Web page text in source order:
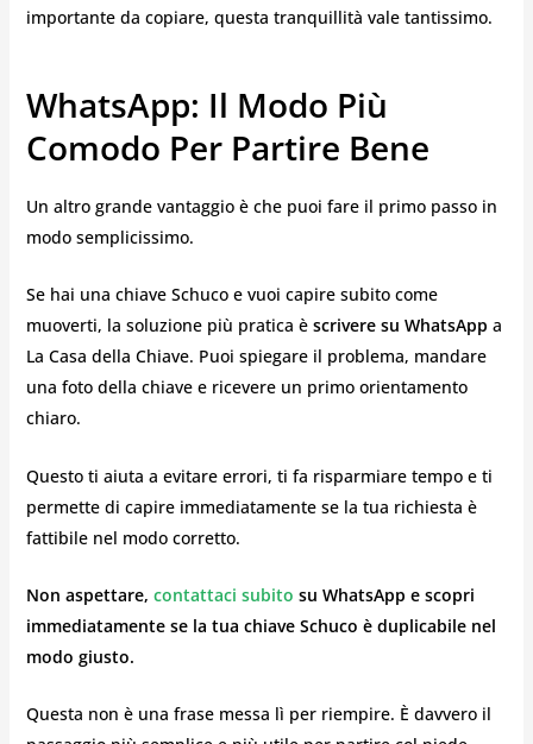
importante da copiare, questa tranquillità vale tantissimo.
WhatsApp: Il Modo Più
Comodo Per Partire Bene
Un altro grande vantaggio è che puoi fare il primo passo in
modo semplicissimo.
Se hai una chiave Schuco e vuoi capire subito come
muoverti, la soluzione più pratica è scrivere su WhatsApp a
La Casa della Chiave. Puoi spiegare il problema, mandare
una foto della chiave e ricevere un primo orientamento
chiaro.
Questo ti aiuta a evitare errori, ti fa risparmiare tempo e ti
permette di capire immediatamente se la tua richiesta è
fattibile nel modo corretto.
Non aspettare, contattaci subito su WhatsApp e scopri
immediatamente se la tua chiave Schuco è duplicabile nel
modo giusto.
Questa non è una frase messa lì per riempire. È davvero il